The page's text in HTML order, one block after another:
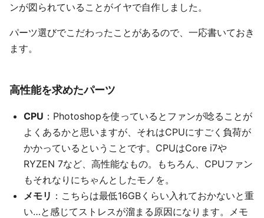
ンが図られていることがイヤで自作しました。
パーツ選びでこだわったことがあるので、一応書いておき
ます。
高性能を求めたパーツ
CPU ：Photoshopを使っているとファンが唸ることが
よくあるかと思いますが、それはCPUにすごく負荷が
かかっているということです。CPUはCore i7や
RYZEN 7など、高性能なもの。もちろん、CPUファン
もそれなりにちゃんとしたモノを。
メモリ ：こちらは最低16GBくらい入れておかないと重
い…と感じてストレスが溜まる原因になります。メモ